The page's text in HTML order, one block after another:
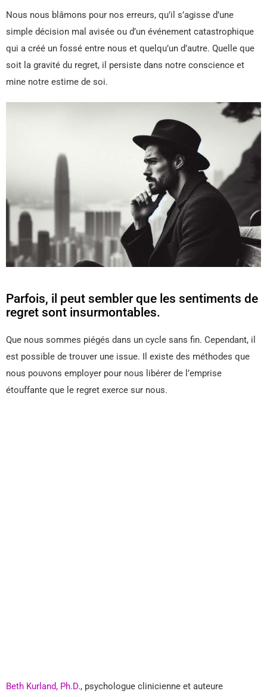
Nous nous blâmons pour nos erreurs, qu’il s’agisse d’une
simple décision mal avisée ou d’un événement catastrophique
qui a créé un fossé entre nous et quelqu’un d’autre. Quelle que
soit la gravité du regret, il persiste dans notre conscience et
mine notre estime de soi.
Parfois, il peut sembler que les sentiments de
regret sont insurmontables.
Que nous sommes piégés dans un cycle sans fin. Cependant, il
est possible de trouver une issue. Il existe des méthodes que
nous pouvons employer pour nous libérer de l’emprise
étouffante que le regret exerce sur nous.
Beth Kurland, Ph.D., psychologue clinicienne et auteure